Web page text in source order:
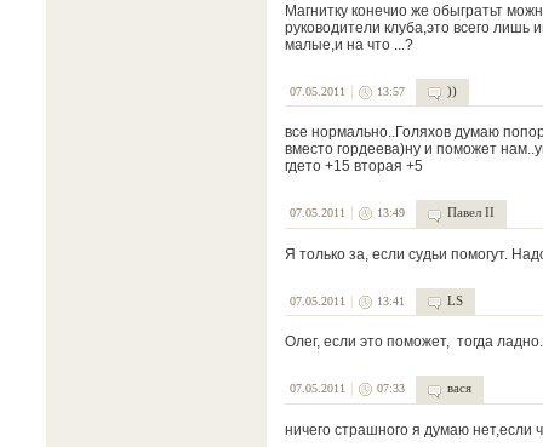
Магнитку конечио же обыгратьт
руководители клуба,это всего лишь
малые,и на что ...?
07.05.2011 13:57 ))
все нормально..Голяхов думаю
вместо гордеева)ну и поможет
гдето +15 вторая +5
07.05.2011 13:49 Павел II
Я только за, если судьи помогут.
07.05.2011 13:41 LS
Олег, если это поможет, тогда
07.05.2011 07:33 вася
ничего страшного я думаю нет,если